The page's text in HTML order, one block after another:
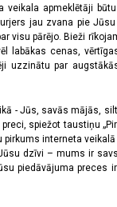
veikala apmeklētāji
jau zvana pie
visu pārējo. Bieži
labākas cenas,
uzzinātu par
- Jūs, savās mājās,
spiežot taustiņu
interneta
dzīvi – mums ir
piedāvājuma preces